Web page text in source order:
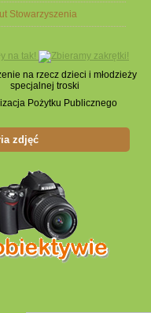
Stowarzyszenia
zdjęć